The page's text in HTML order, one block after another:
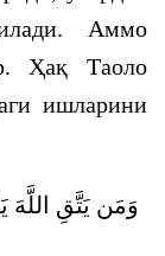
Аммо
Ҳақ Таоло
ишларини
وَمَن يَتَّقِ اللَّهَ